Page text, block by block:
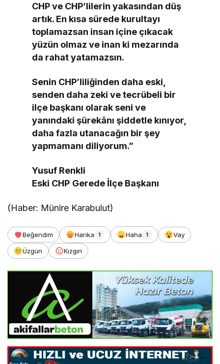
CHP ve CHP’lilerin yakasından düş
artık. En kısa sürede kurultayı
toplamazsan insan içine çıkacak
yüzün olmaz ve inan ki mezarında
da rahat yatamazsın.
Senin CHP’liliğinden daha eski,
senden daha zeki ve tecrübeli bir
ilçe başkanı olarak seni ve
yanındaki şürekânı şiddetle kınıyor,
daha fazla utanacağın bir şey
yapmamanı diliyorum.”
Yusuf Renkli
Eski CHP Gerede İlçe Başkanı
(Haber: Münire Karabulut)
Beğendim Harika 1 Haha 1 Vay
Üzgün Kızgın